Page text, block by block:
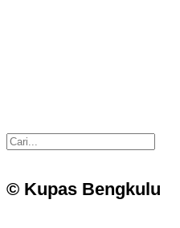
© Kupas Bengkulu